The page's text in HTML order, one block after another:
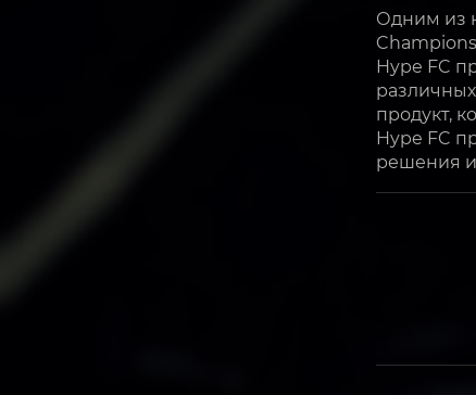
Одним из
Hype FC
продукт,
Hype FC
решения